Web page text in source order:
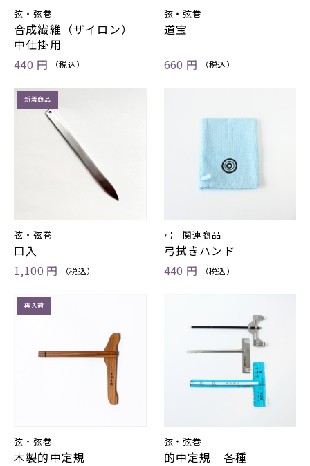
弦・弦巻
合成繊維（ザイロン）
中仕掛用
440 円
（税込）
弦・弦巻
道宝
660 円 （税込）
新着商品
弦・弦巻
口入
1,100 円
（税込）
弓 関連商品
弓拭きハンド
440 円
（税込）
再入荷
弦・弦巻
木製的中定規
弦・弦巻
的中定規 各種